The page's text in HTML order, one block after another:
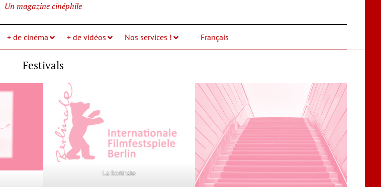
Un magazine cinéphile
+ de cinéma + de vidéos Nos services ! Français
Festivals
La Berlinale